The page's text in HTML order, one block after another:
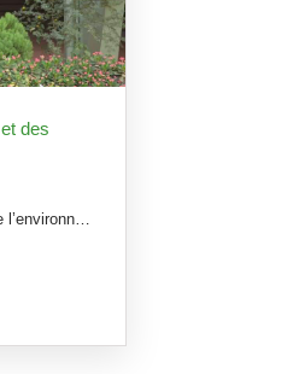
des
L’activité marquée au ministère de l’environnement